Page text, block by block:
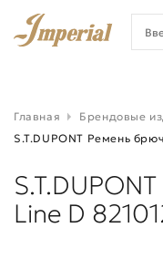
Главная
Брендовые
S.T.DUPONT Ремень
Line D